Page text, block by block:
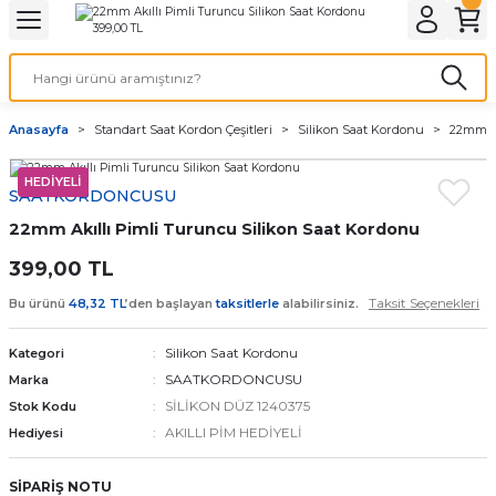
& ELEKTİRİK AYDINLATMA & ELEKTRİK
ve Cihaz Pilleri
ÇEŞİTLERİ
Kordon Çeşitleri
Kordonları
saat kordonu
Kordonları
Anasayfa Standart Saat Kordon Çeşitleri Silikon Saat Kordonu 22mm
HEDİYELİ
SAATKORDONCUSU
22mm Akıllı Pimli Turuncu Silikon Saat Kordonu
399,00 TL
Bu ürünü 48,32 TL’den başlayantaksitlerle alabilirsiniz. Taksit Seçenekleri
Kategori Silikon Saat Kordonu
Marka SAATKORDONCUSU
Stok Kodu SİLİKON DÜZ 1240375
Hediyesi AKILLI PİM HEDİYELİ
SİPARİŞ NOTU